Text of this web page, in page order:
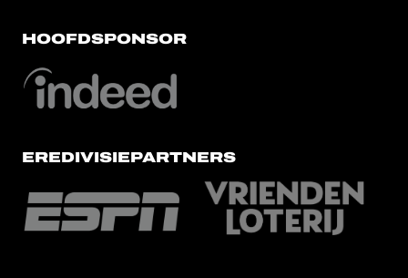
HOOFDSPONSOR
EREDIVISIEPARTNERS